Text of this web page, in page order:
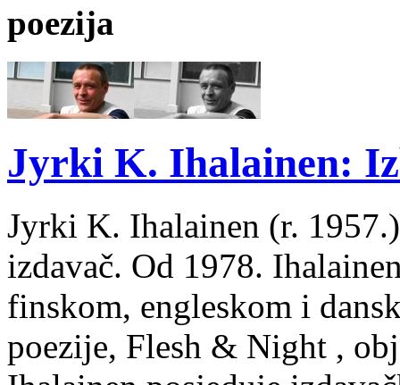
poezija
Jyrki K. Ihalainen:
Jyrki K. Ihalainen (r.
izdavač. Od 1978.
finskom, engleskom i
poezije, Flesh & Night ,